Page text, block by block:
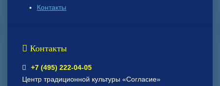
Контакты
Контакты
+7 (495) 222-04-05
Центр традиционной культуры «Согласие»